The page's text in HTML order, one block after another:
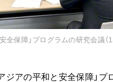
保障」プログラムの研究会議（
ジアの平和と安全保障」